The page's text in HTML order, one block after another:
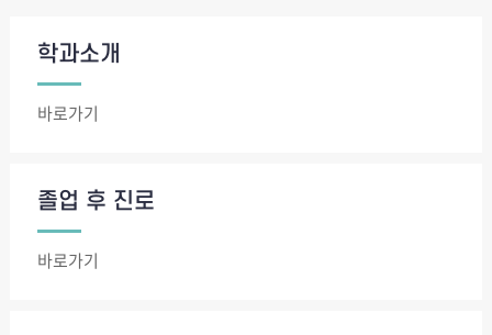
학과소개
바로가기
졸업 후 진로
바로가기